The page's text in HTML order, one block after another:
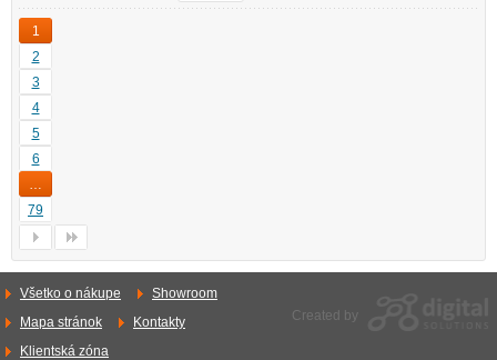
1
2
3
4
5
6
79
Všetko o nákupe
Showroom
Mapa stránok
Kontakty
Klientská zóna
Created by